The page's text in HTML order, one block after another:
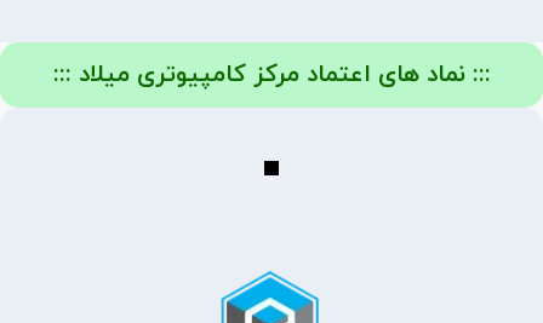
::: نماد های اعتماد مرکز کامپیوتری میلاد :::